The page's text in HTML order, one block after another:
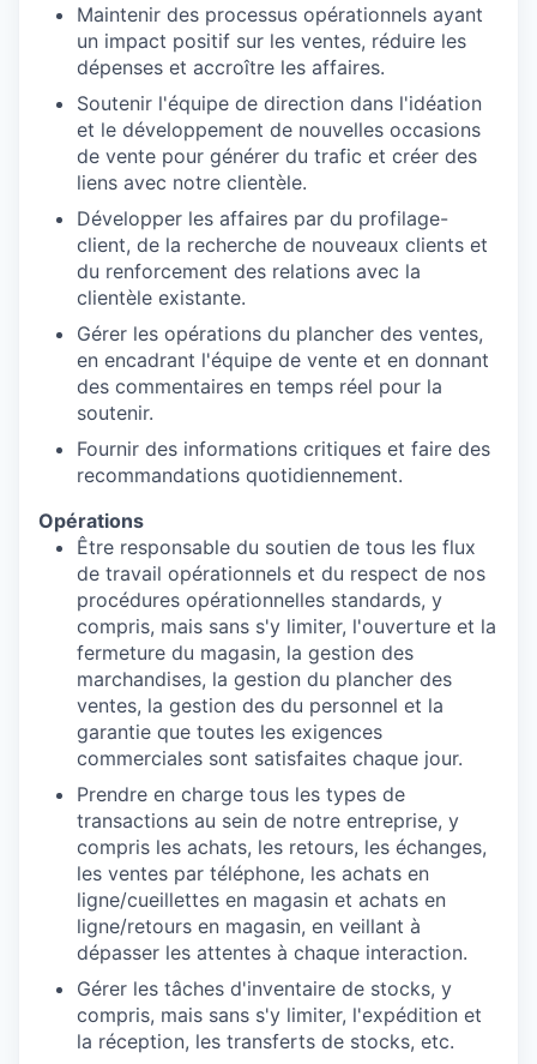
Maintenir des processus opérationnels ayant
un impact positif sur les ventes, réduire les
dépenses et accroître les affaires.
Soutenir l'équipe de direction dans l'idéation
et le développement de nouvelles occasions
de vente pour générer du trafic et créer des
liens avec notre clientèle.
Développer les affaires par du profilage-
client, de la recherche de nouveaux clients et
du renforcement des relations avec la
clientèle existante.
Gérer les opérations du plancher des ventes,
en encadrant l'équipe de vente et en donnant
des commentaires en temps réel pour la
soutenir.
Fournir des informations critiques et faire des
recommandations quotidiennement.
Opérations
Être responsable du soutien de tous les flux
de travail opérationnels et du respect de nos
procédures opérationnelles standards, y
compris, mais sans s'y limiter, l'ouverture et la
fermeture du magasin, la gestion des
marchandises, la gestion du plancher des
ventes, la gestion des du personnel et la
garantie que toutes les exigences
commerciales sont satisfaites chaque jour.
Prendre en charge tous les types de
transactions au sein de notre entreprise, y
compris les achats, les retours, les échanges,
les ventes par téléphone, les achats en
ligne/cueillettes en magasin et achats en
ligne/retours en magasin, en veillant à
dépasser les attentes à chaque interaction.
Gérer les tâches d'inventaire de stocks, y
compris, mais sans s'y limiter, l'expédition et
la réception, les transferts de stocks, etc.